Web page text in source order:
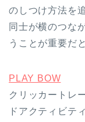
のしつけ方法を
同士が横のつな
うことが重要だ
PLAY BOW
クリッカートレ
ドアクティビテ